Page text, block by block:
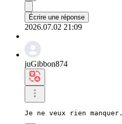
Écrire une réponse
2026.07.02 21:09
juGibbon874
Je ne veux rien